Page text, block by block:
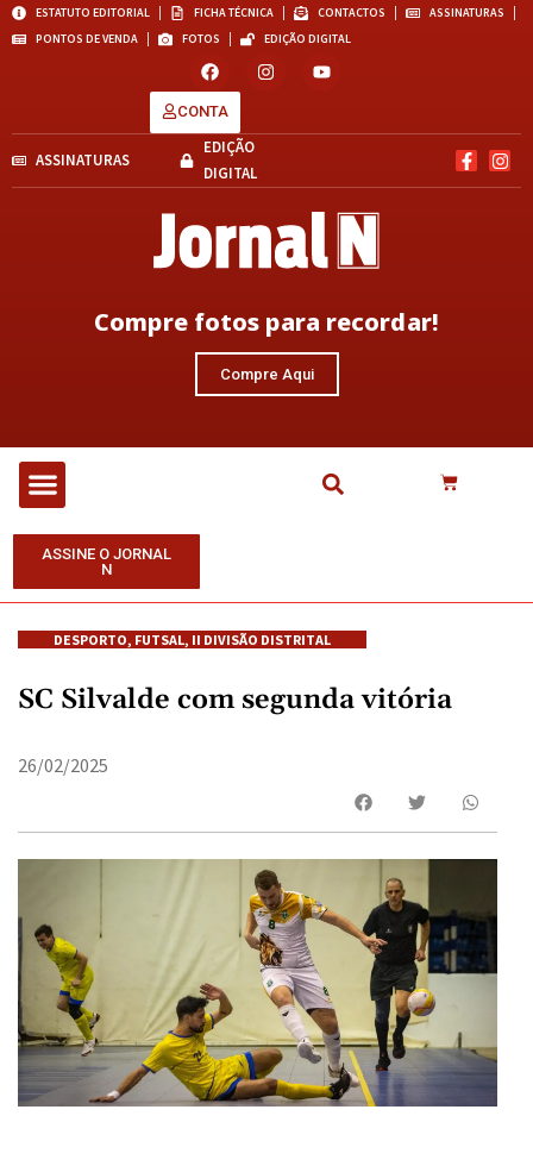
ESTATUTO EDITORIAL FICHA TÉCNICA CONTACTOS
ASSINATURAS
PONTOS DE VENDA
FOTOS EDIÇÃO DIGITAL
CONTA
ASSINATURAS
EDIÇÃO
DIGITAL
Compre fotos para recordar!
Compre Aqui
ASSINE O JORNAL
N
DESPORTO, FUTSAL, II DIVISÃO DISTRITAL
SC Silvalde com segunda vitória
26/02/2025